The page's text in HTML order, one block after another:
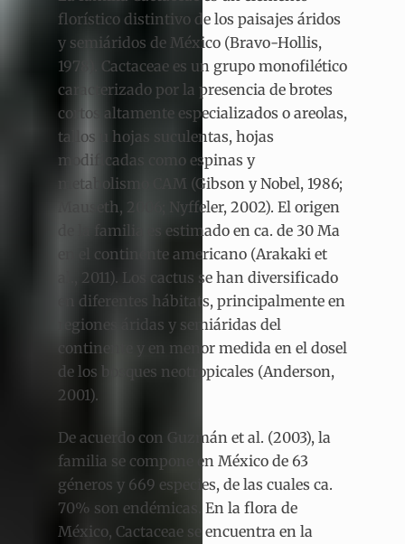
florístico distintivo de los paisajes áridos
y semiáridos de México (Bravo-Hollis,
1978). Cactaceae es un grupo monofilético
caracterizado por la presencia de brotes
cortos altamente especializados o areolas,
tallos u hojas suculentas, hojas
modificadas como espinas y
metabolismo CAM (Gibson y Nobel, 1986;
Mauseth, 2006; Nyffeler, 2002). El origen
de la familia es estimado en ca. de 30 Ma
en el continente americano (Arakaki et
al., 2011). Los cactus se han diversificado
en diferentes hábitats, principalmente en
regiones áridas y semiáridas del
continente y en menor medida en el dosel
de los bosques neotropicales (Anderson,
2001).
De acuerdo con Guzmán et al. (2003), la
familia se compone en México de 63
géneros y 669 especies, de las cuales ca.
70% son endémicas. En la flora de
México, Cactaceae se encuentra en la